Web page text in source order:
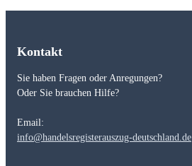
Kontakt
Sie haben Fragen oder Anregungen?
Oder Sie brauchen Hilfe?
Email:
info@handelsregisterauszug-deutschland.de